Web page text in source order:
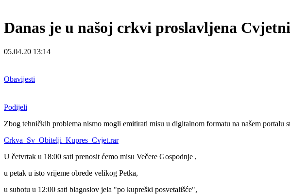
Danas je u našoj crkvi proslavljena
05.04.20 13:14
Obavijesti
Podijeli
Zbog tehničkih problema nismo mogli emitirati misu u digitalnom formatu na našem portalu
Crkva_Sv_Obitelji_Kupres_Cvjet.rar
U četvrtak u 18:00 sati prenosit ćemo misu Večere Gospodnje ,
u petak u isto vrijeme obrede velikog Petka,
u subotu u 12:00 sati blagoslov jela "po kupreški posvetališće",